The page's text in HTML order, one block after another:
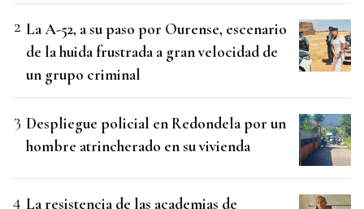
La A-52, a su paso por Ourense, escenario
de la huida frustrada a gran velocidad de
un grupo criminal
Despliegue policial en Redondela por un
hombre atrincherado en su vivienda
La resistencia de las academias de